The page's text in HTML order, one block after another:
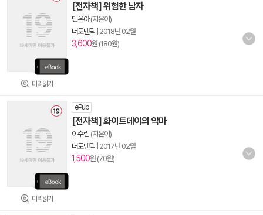
미리읽기
[전자책] 위험한 남자
민은아(지은이)
더로맨틱 2018년 02월
3,600원 (180원)
미리읽기
ePub
[전자책] 화이트데이의 악마
이수림 (지은이)
더로맨틱 2017년 02월
1,500원 (70원)